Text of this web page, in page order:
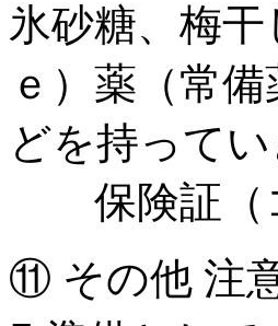
氷砂糖、梅
ｅ）薬（常
どを持って
保険証（
⑪ その他 注